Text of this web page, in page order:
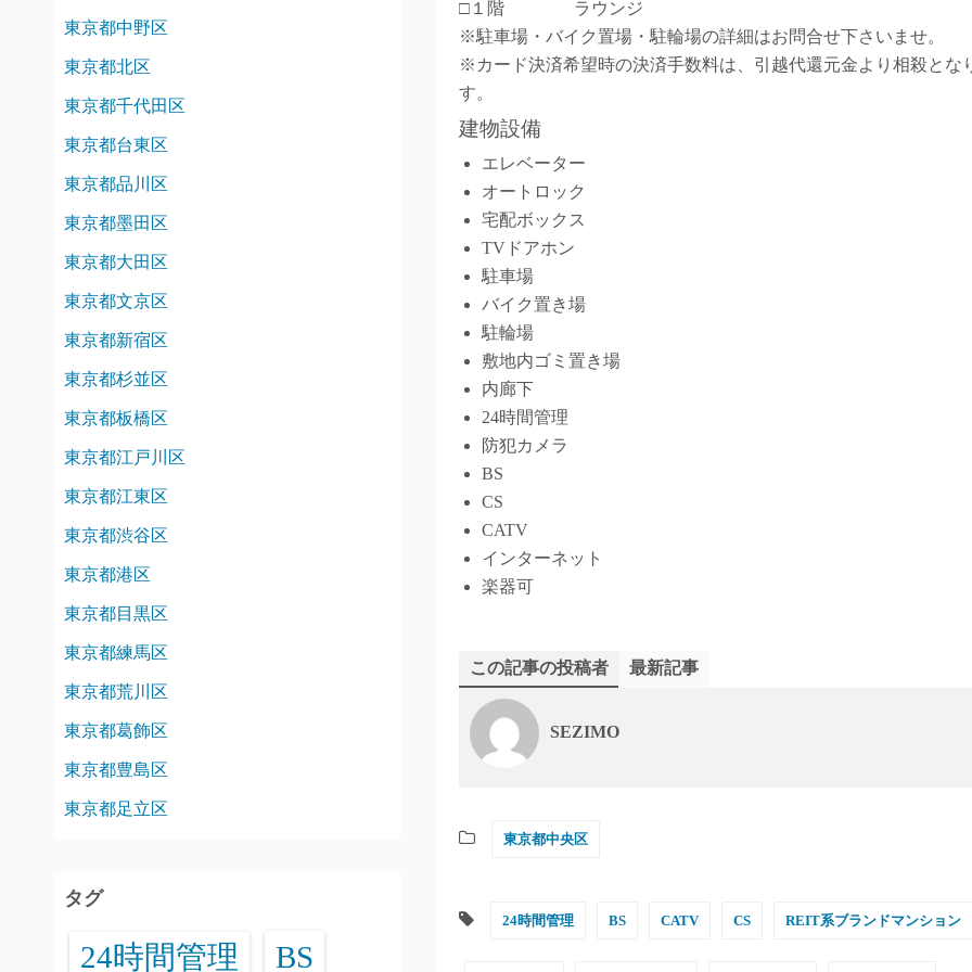
□１階 ラウンジ
※駐車場・バイク置場・駐輪場の詳細はお問合せ下さいませ。
※カード決済希望時の決済手数料は、引越代還元金より相殺とな
す。
建物設備
エレベーター
オートロック
宅配ボックス
TVドアホン
駐車場
バイク置き場
駐輪場
敷地内ゴミ置き場
内廊下
24時間管理
防犯カメラ
BS
CS
CATV
インターネット
楽器可
この記事の投稿者 最新記事
SEZIMO
東京都中央区
24時間管理 BS CATV CS REIT系ブランドマンション
東京都中野区
東京都北区
東京都千代田区
東京都台東区
東京都品川区
東京都墨田区
東京都大田区
東京都文京区
東京都新宿区
東京都杉並区
東京都板橋区
東京都江戸川区
東京都江東区
東京都渋谷区
東京都港区
東京都目黒区
東京都練馬区
東京都荒川区
東京都葛飾区
東京都豊島区
東京都足立区
タグ
24時間管理 BS